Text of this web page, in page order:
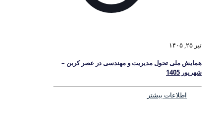
تیر ۲۵, ۱۴۰۵
همایش ملی تحول مدیریت و مهندسی در عصر کربن –
شهریور 1405
اطلاعات بیشتر